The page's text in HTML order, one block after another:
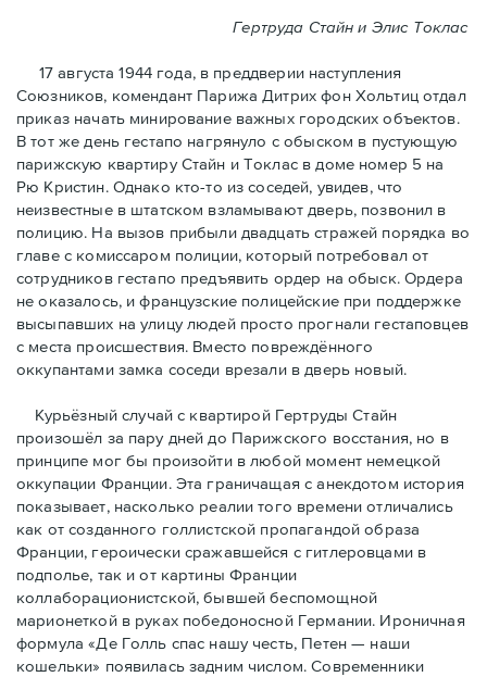
Гертруда Стайн и Элис Токлас
17 августа 1944 года, в преддверии наступления
Союзников, комендант Парижа Дитрих фон Хольтиц отдал
приказ начать минирование важных городских объектов.
В тот же день гестапо нагрянуло с обыском в пустующую
парижскую квартиру Стайн и Токлaс в домe номер 5 на
Рю Кристин. Однако кто-то из соседей, увидев, что
неизвестные в штатском взламывают дверь, позвонил в
полицию. На вызов прибыли двадцать стражей порядка во
главе с комиссаром полиции, который потребовал от
сотрудников гестапо предъявить ордер на обыск. Ордера
не оказалось, и французские полицейские при поддержке
высыпавших на улицу людей просто прогнали гестаповцев
с места происшествия. Вместо повреждённого
оккупантами замка соседи врезали в дверь новый.
Курьёзный случай с квартирой Гертруды Стайн
произошёл за пару дней до Парижского восстания, но в
принципe мог бы произойти в любой момент немецкой
оккупации Франции. Эта граничащая с анекдотом история
показывает, насколько реалии того времени отличались
как от созданного голлистской пропагандой образа
Франции, героически сражавшейся с гитлеровцами в
подполье, так и от картины Франции
коллаборационистской, бывшей беспомощной
марионеткой в руках победоносной Германии. Ироничная
формула «Де Голль спас нашу честь, Петен — наши
кошельки» появилась задним числом. Современники